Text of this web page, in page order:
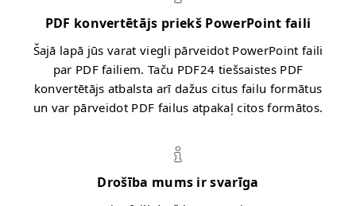
PDF konvertētājs priekš PowerPoint faili
Šajā lapā jūs varat viegli pārveidot PowerPoint faili
par PDF failiem. Taču PDF24 tiešsaistes PDF
konvertētājs atbalsta arī dažus citus failu formātus
un var pārveidot PDF failus atpakaļ citos formātos.
Drošība mums ir svarīga